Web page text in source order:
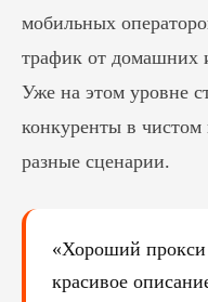
мобильных
трафик от домашних
Уже на этом уровне
конкуренты в чистом
разные сценарии.
«Хороший прокси
красивое